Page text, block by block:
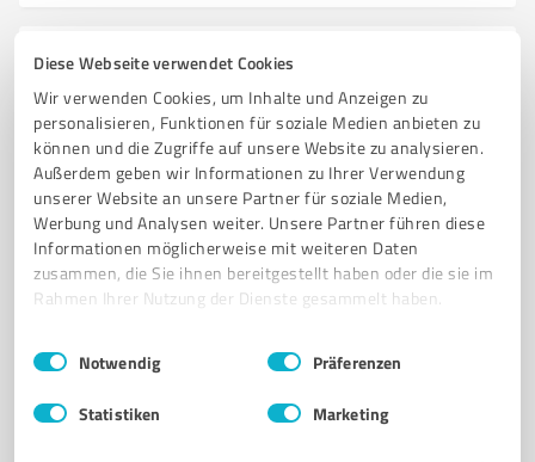
Diese Webseite verwendet Cookies
Wir verwenden Cookies, um Inhalte und Anzeigen zu
personalisieren, Funktionen für soziale Medien anbieten zu
können und die Zugriffe auf unsere Website zu analysieren.
Außerdem geben wir Informationen zu Ihrer Verwendung
unserer Website an unsere Partner für soziale Medien,
Werbung und Analysen weiter. Unsere Partner führen diese
Informationen möglicherweise mit weiteren Daten
zusammen, die Sie ihnen bereitgestellt haben oder die sie im
Rahmen Ihrer Nutzung der Dienste gesammelt haben.
Impressum Datenschutzbestimmungen
Einwilligungsauswahl
Notwendig Präferenzen
Statistiken Marketing
5 Coaching
Jutta & Denise Beckmann GbR
Systemische Begleitung bei Stress, Symptomen &
festgefahrenen Mustern.
MÜDIGKEIT UND KÖRPERLICHEN SYMPTOMEN. ARBEIT IM MENSCH-PFERD-
SYSTEM MIT NINOLOGIE®
TIEFENHYPNOSE UND GANZHEITLICHER PFERDEARBEIT. ONLINE &
Emsdettener Str. 47, 48565 Steinfurt
Tel. +49 1523 3708170
team@reitgeist.de
www.reitgeist.de/